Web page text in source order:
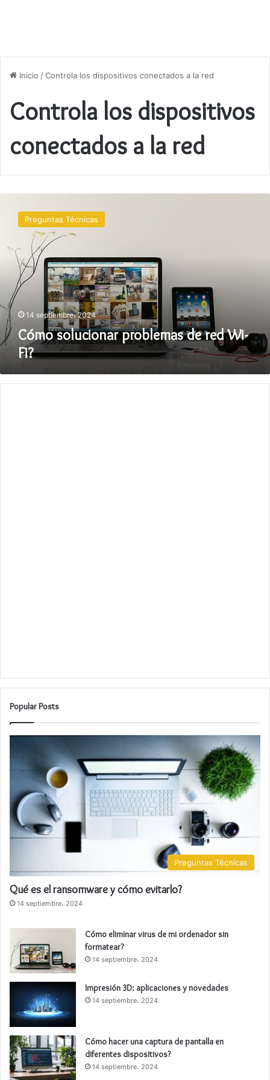
Inicio /Controla los dispositivos conectados a la red
Controla los dispositivos
conectados a la red
solucionar
problemas
red
Preguntas Técnicas
14 septiembre، 2024
Cómo solucionar problemas de red Wi-
Fi?
Popular Posts
Preguntas Técnicas
Qué es el ransomware y cómo evitarlo?
14 septiembre، 2024
Cómo eliminar virus de mi ordenador sin
formatear?
14 septiembre، 2024
Impresión 3D: aplicaciones y novedades
14 septiembre، 2024
Cómo hacer una captura de pantalla en
diferentes dispositivos?
14 septiembre، 2024